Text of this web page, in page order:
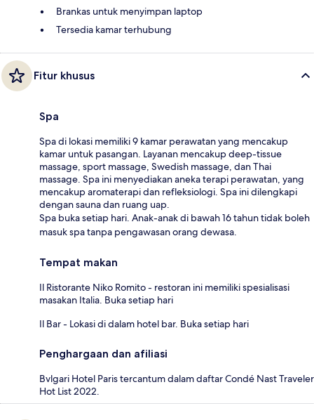
Brankas untuk menyimpan laptop
Tersedia kamar terhubung
Fitur khusus
Spa
Spa di lokasi memiliki 9 kamar perawatan yang mencakup
kamar untuk pasangan. Layanan mencakup deep-tissue
massage, sport massage, Swedish massage, dan Thai
massage. Spa ini menyediakan aneka terapi perawatan, yang
mencakup aromaterapi dan refleksiologi. Spa ini dilengkapi
dengan sauna dan ruang uap.
Spa buka setiap hari. Anak-anak di bawah 16 tahun tidak boleh
masuk spa tanpa pengawasan orang dewasa.
Tempat makan
Il Ristorante Niko Romito - restoran ini memiliki spesialisasi
masakan Italia. Buka setiap hari
Il Bar - Lokasi di dalam hotel bar. Buka setiap hari
Penghargaan dan afiliasi
Bvlgari Hotel Paris tercantum dalam daftar Condé Nast Traveler
Hot List 2022.